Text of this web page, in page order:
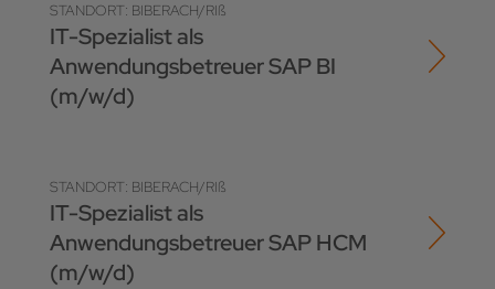
STANDORT: BIBERACH/RIß
IT-Spezialist als
Anwendungsbetreuer SAP BI
(m/w/d)
STANDORT: BIBERACH/RIß
IT-Spezialist als
Anwendungsbetreuer SAP HCM
(m/w/d)